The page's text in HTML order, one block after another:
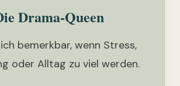
Drama-Queen
bemerkbar, wenn Stress,
oder Alltag zu viel werden.